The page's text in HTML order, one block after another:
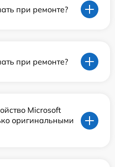
при ремонте?
при ремонте?
Microsoft
оригинальными